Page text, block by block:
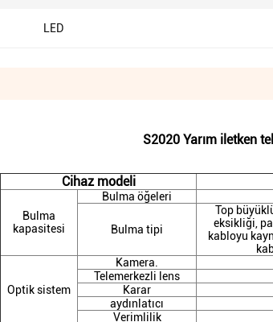
LED
S2020 Yarım iletken
Cihaz modeli
Bulma
kapasitesi
Bulma öğeleri
Bulma tipi
Top
eksikliği,
kabloyu
Optik sistem
Kamera.
Telemerkezli lens
Karar
aydınlatıcı
Verimlilik